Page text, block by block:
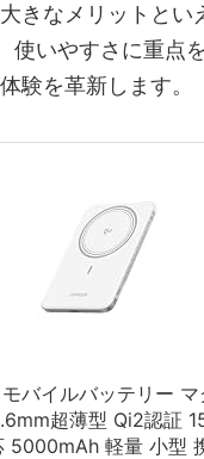
きなメリットとい
使いやすさに重点
験を革新します。
バイルバッテリー マ
超薄型 Qi2認証
5000mAh 軽量 小型